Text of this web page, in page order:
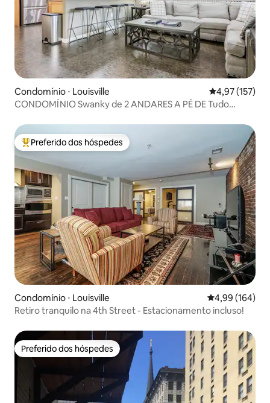
Condomínio ⋅ Louisville 4,97 de uma
4,97 (157)
CONDOMÍNIO Swanky de 2 ANDARES A PÉ DE Tudo
Entre os melhores preferidos dos hóspedes
Preferido dos hóspedes
Condomínio ⋅ Louisville 4,99 de uma
4,99 (164)
Retiro tranquilo na 4th Street - Estacionamento incluso!
Preferido dos hóspedes
Preferido dos hóspedes